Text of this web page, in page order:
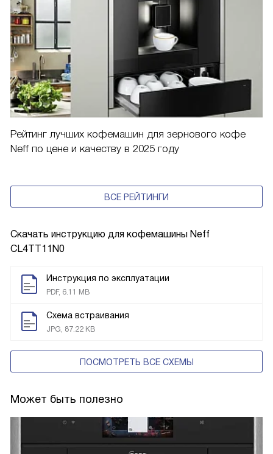
Скачать инструкцию для кофемашины Neff
CL4TT11N0
Инструкция по эксплуатации
PDF, 6.11 MB
Схема встраивания
JPG, 87.22 KB
ПОСМОТРЕТЬ ВСЕ СХЕМЫ
Может быть полезно
Рейтинг лучших кофемашин для зернового кофе
Neff по цене и качеству в 2025 году
ВСЕ РЕЙТИНГИ